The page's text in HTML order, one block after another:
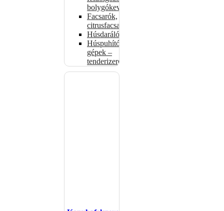
bolygókeverők
Facsarók,
citrusfacsarók
Húsdarálók
Húspuhító
gépek –
tenderizerek